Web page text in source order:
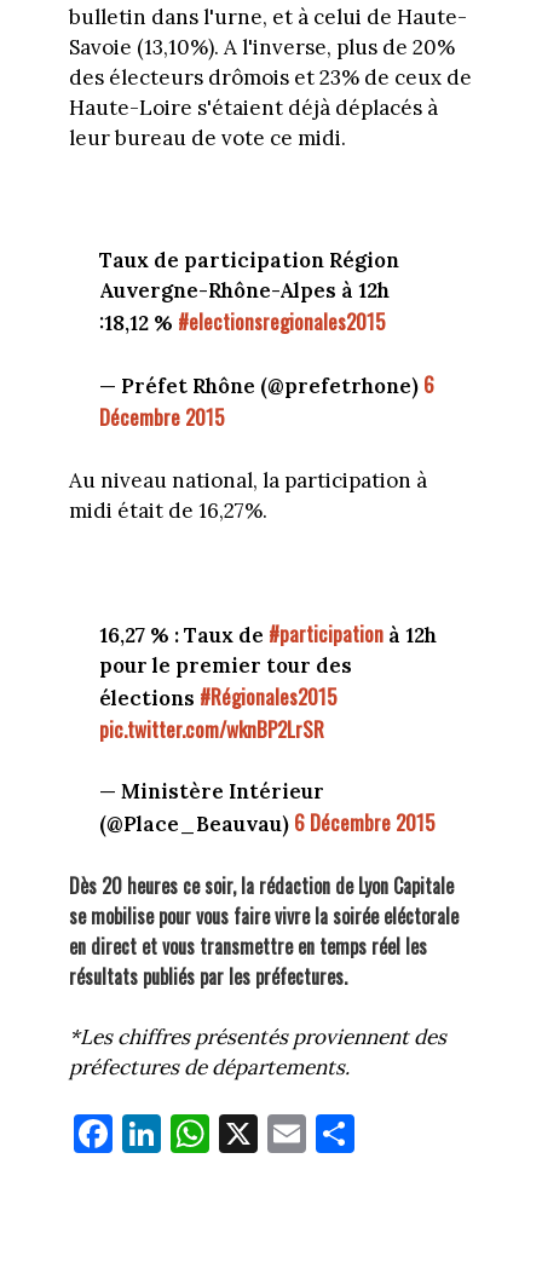
bulletin dans l'urne, et à celui de Haute-
Savoie (13,10%). A l'inverse, plus de 20%
des électeurs drômois et 23% de ceux de
Haute-Loire s'étaient déjà déplacés à
leur bureau de vote ce midi.
Taux de participation Région
Auvergne-Rhône-Alpes à 12h
:18,12 % #electionsregionales2015
— Préfet Rhône (@prefetrhone) 6
Décembre 2015
Au niveau national, la participation à
midi était de 16,27%.
16,27 % : Taux de #participation à 12h
pour le premier tour des
élections #Régionales2015
pic.twitter.com/wknBP2LrSR
— Ministère Intérieur
(@Place_Beauvau) 6 Décembre 2015
Dès 20 heures ce soir, la rédaction de Lyon Capitale
se mobilise pour vous faire vivre la soirée eléctorale
en direct et vous transmettre en temps réel les
résultats publiés par les préfectures.
*Les chiffres présentés proviennent des
préfectures de départements.
Fa
ce
Li
nk
W
ha
X E
m
Pa
rt